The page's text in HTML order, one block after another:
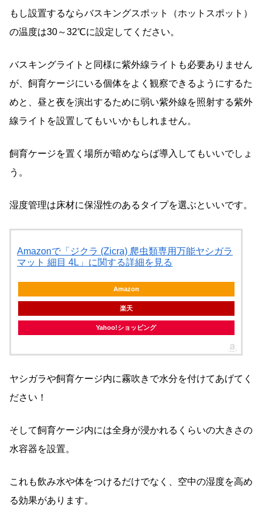
もし設置するならバスキングスポット（ホットスポット）
の温度は30～32℃に設定してください。
バスキングライトと同様に紫外線ライトも必要ありません
が、飼育ケージにいる個体をよく観察できるようにするた
めと、昼と夜を演出するために弱い紫外線を照射する紫外
線ライトを設置してもいいかもしれません。
飼育ケージを置く場所が暗めならば導入してもいいでしょ
う。
湿度管理は床材に保湿性のあるタイプを選ぶといいです。
Amazonで「ジクラ (Zicra) 爬虫類専用万能ヤシガラ
マット 細目 4L」に関する詳細を見る
Amazon
楽天
Yahoo!ショッピング
ヤシガラや飼育ケージ内に霧吹きで水分を付けてあげてく
ださい！
そして飼育ケージ内には全身が浸かれるくらいの大きさの
水容器を設置。
これも飲み水や体をつけるだけでなく、空中の湿度を高め
る効果があります。